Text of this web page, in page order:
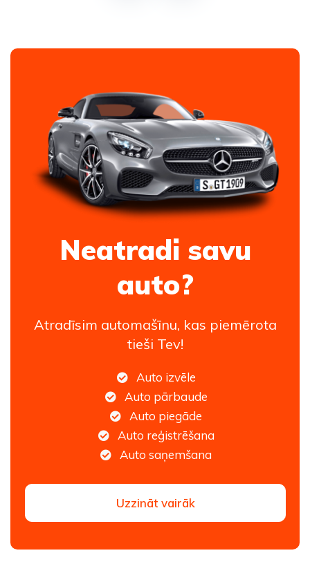
Neatradi savu
auto?
Atradīsim automašīnu, kas piemērota
tieši Tev!
Auto izvēle
Auto pārbaude
Auto piegāde
Auto reģistrēšana
Auto saņemšana
Uzzināt vairāk